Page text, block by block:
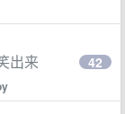
出来 42